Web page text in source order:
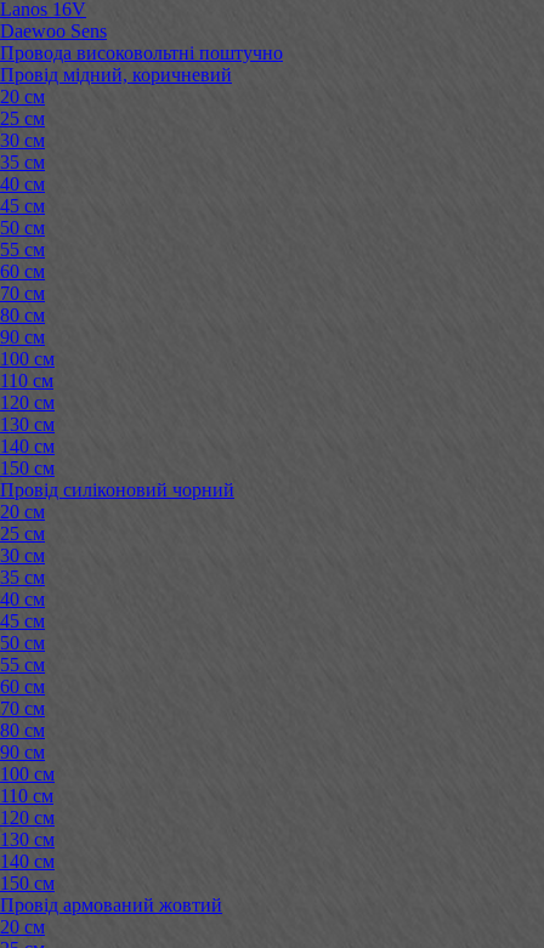
Lanos 16V
Daewoo Sens
Провода високовольтні поштучно
Провід мідний, коричневий
20 см
25 см
30 см
35 см
40 см
45 см
50 см
55 см
60 см
70 см
80 см
90 см
100 см
110 см
120 см
130 см
140 см
150 см
Провід силіконовий чорний
20 см
25 см
30 см
35 см
40 см
45 см
50 см
55 см
60 см
70 см
80 см
90 см
100 см
110 см
120 см
130 см
140 см
150 см
Провід армований жовтий
20 см